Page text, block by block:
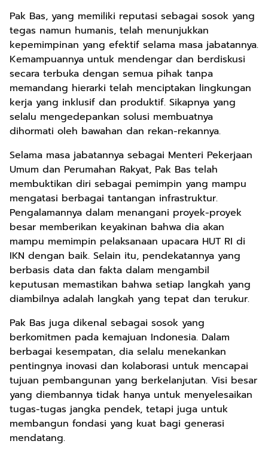
Pak Bas, yang memiliki reputasi sebagai sosok yang
tegas namun humanis, telah menunjukkan
kepemimpinan yang efektif selama masa jabatannya.
Kemampuannya untuk mendengar dan berdiskusi
secara terbuka dengan semua pihak tanpa
memandang hierarki telah menciptakan lingkungan
kerja yang inklusif dan produktif. Sikapnya yang
selalu mengedepankan solusi membuatnya
dihormati oleh bawahan dan rekan-rekannya.
Selama masa jabatannya sebagai Menteri Pekerjaan
Umum dan Perumahan Rakyat, Pak Bas telah
membuktikan diri sebagai pemimpin yang mampu
mengatasi berbagai tantangan infrastruktur.
Pengalamannya dalam menangani proyek-proyek
besar memberikan keyakinan bahwa dia akan
mampu memimpin pelaksanaan upacara HUT RI di
IKN dengan baik. Selain itu, pendekatannya yang
berbasis data dan fakta dalam mengambil
keputusan memastikan bahwa setiap langkah yang
diambilnya adalah langkah yang tepat dan terukur.
Pak Bas juga dikenal sebagai sosok yang
berkomitmen pada kemajuan Indonesia. Dalam
berbagai kesempatan, dia selalu menekankan
pentingnya inovasi dan kolaborasi untuk mencapai
tujuan pembangunan yang berkelanjutan. Visi besar
yang diembannya tidak hanya untuk menyelesaikan
tugas-tugas jangka pendek, tetapi juga untuk
membangun fondasi yang kuat bagi generasi
mendatang.